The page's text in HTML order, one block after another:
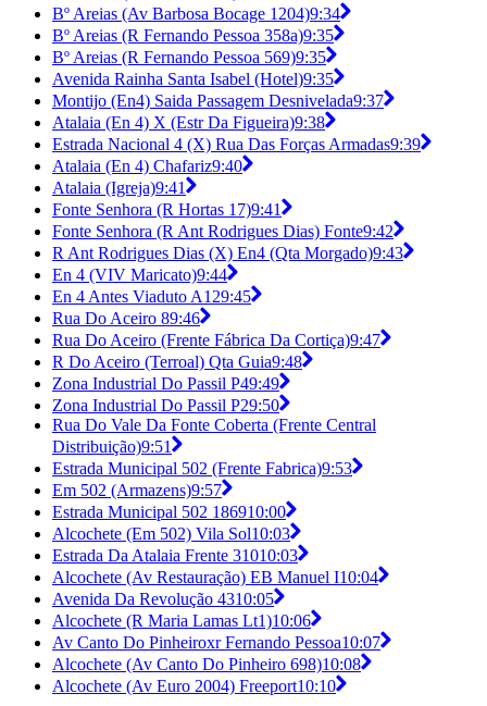
Bº Areias (Av Barbosa Bocage 1204)9:34
Bº Areias (R Fernando Pessoa 358a)9:35
Bº Areias (R Fernando Pessoa 569)9:35
Avenida Rainha Santa Isabel (Hotel)9:35
Montijo (En4) Saida Passagem Desnivelada9:37
Atalaia (En 4) X (Estr Da Figueira)9:38
Estrada Nacional 4 (X) Rua Das Forças Armadas9:39
Atalaia (En 4) Chafariz9:40
Atalaia (Igreja)9:41
Fonte Senhora (R Hortas 17)9:41
Fonte Senhora (R Ant Rodrigues Dias) Fonte9:42
R Ant Rodrigues Dias (X) En4 (Qta Morgado)9:43
En 4 (VIV Maricato)9:44
En 4 Antes Viaduto A129:45
Rua Do Aceiro 89:46
Rua Do Aceiro (Frente Fábrica Da Cortiça)9:47
R Do Aceiro (Terroal) Qta Guia9:48
Zona Industrial Do Passil P49:49
Zona Industrial Do Passil P29:50
Rua Do Vale Da Fonte Coberta (Frente Central
Distribuição)9:51
Estrada Municipal 502 (Frente Fabrica)9:53
Em 502 (Armazens)9:57
Estrada Municipal 502 186910:00
Alcochete (Em 502) Vila Sol10:03
Estrada Da Atalaia Frente 31010:03
Alcochete (Av Restauração) EB Manuel I10:04
Avenida Da Revolução 4310:05
Alcochete (R Maria Lamas Lt1)10:06
Av Canto Do Pinheiroxr Fernando Pessoa10:07
Alcochete (Av Canto Do Pinheiro 698)10:08
Alcochete (Av Euro 2004) Freeport10:10